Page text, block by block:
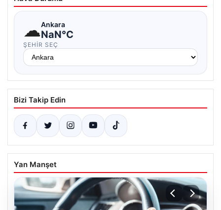
☁Ankara
NaN°C
ŞEHIR SEÇ
Bizi Takip Edin
Yan Manşet